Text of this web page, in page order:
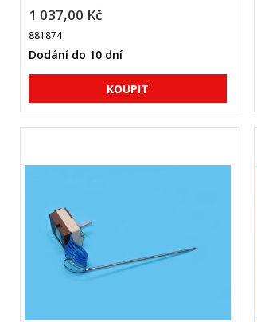
1 037,00 Kč
881874
Dodání do 10 dní